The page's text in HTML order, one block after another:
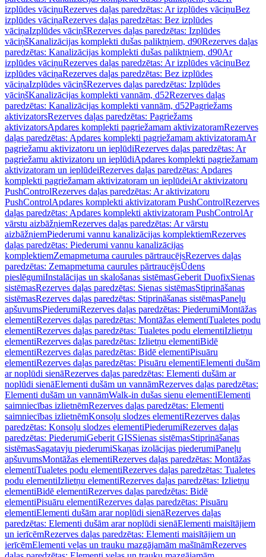
izplūdes vāciņuRezerves daļas paredzētas: Ar izplūdes vāciņuBez
izplūdes vāciņaRezerves daļas paredzētas: Bez izplūdes
vāciņaIzplūdes vāciņšRezerves daļas paredzētas: Izplūdes
vāciņšKanalizācijas komplekti dušas paliktņiem, d90Rezerves daļas
paredzētas: Kanalizācijas komplekti dušas paliktņiem, d90Ar
izplūdes vāciņuRezerves daļas paredzētas: Ar izplūdes vāciņuBez
izplūdes vāciņaRezerves daļas paredzētas: Bez izplūdes
vāciņaIzplūdes vāciņšRezerves daļas paredzētas: Izplūdes
vāciņšKanalizācijas komplekti vannām, d52Rezerves daļas
paredzētas: Kanalizācijas komplekti vannām, d52Pagriežams
aktivizatorsRezerves daļas paredzētas: Pagriežams
aktivizatorsApdares komplekti pagriežamam aktivizatoramRezerves
daļas paredzētas: Apdares komplekti pagriežamam aktivizatoramAr
pagriežamu aktivizatoru un ieplūdiRezerves daļas paredzētas: Ar
pagriežamu aktivizatoru un ieplūdiApdares komplekti pagriežamam
aktivizatoram un ieplūdeiRezerves daļas paredzētas: Apdares
komplekti pagriežamam aktivizatoram un ieplūdeiAr aktivizatoru
PushControlRezerves daļas paredzētas: Ar aktivizatoru
PushControlApdares komplekti aktivizatoram PushControlRezerves
daļas paredzētas: Apdares komplekti aktivizatoram PushControlAr
vārstu aizbāžņiemRezerves daļas paredzētas: Ar vārstu
aizbāžņiemPiederumi vannu kanalizācijas komplektiemRezerves
daļas paredzētas: Piederumi vannu kanalizācijas
komplektiemZemapmetuma caurules pārtraucējsRezerves daļas
paredzētas: Zemapmetuma caurules pārtraucējsŪdens
pieslēgumiInstalācijas un skalošanas sistēmasGeberit DuofixSienas
sistēmasRezerves daļas paredzētas: Sienas sistēmasStiprināšanas
sistēmasRezerves daļas paredzētas: Stiprināšanas sistēmasPaneļu
apšuvumsPiederumiRezerves daļas paredzētas: PiederumiMontāžas
elementiRezerves daļas paredzētas: Montāžas elementiTualetes podu
elementiRezerves daļas paredzētas: Tualetes podu elementiIzlietņu
elementiRezerves daļas paredzētas: Izlietņu elementiBidē
elementiRezerves daļas paredzētas: Bidē elementiPisuāru
elementiRezerves daļas paredzētas: Pisuāru elementiElementi dušām
ar noplūdi sienāRezerves daļas paredzētas: Elementi dušām ar
noplūdi sienāElementi dušām un vannāmRezerves daļas paredzētas:
Elementi dušām un vannāmWalk-in dušas sienu elementiElementi
saimniecības izlietnēmRezerves daļas paredzētas: Elementi
saimniecības izlietnēmKonsoļu slodzes elementiRezerves daļas
paredzētas: Konsoļu slodzes elementiPiederumiRezerves daļas
paredzētas: PiederumiGeberit GISSienas sistēmasStiprināšanas
sistēmasSagatavju piederumiSkaņas izolācijas piederumiPaneļu
apšuvumsMontāžas elementiRezerves daļas paredzētas: Montāžas
elementiTualetes podu elementiRezerves daļas paredzētas: Tualetes
podu elementiIzlietņu elementiRezerves daļas paredzētas: Izlietņu
elementiBidē elementiRezerves daļas paredzētas: Bidē
elementiPisuāru elementiRezerves daļas paredzētas: Pisuāru
elementiElementi dušām arar noplūdi sienāRezerves daļas
paredzētas: Elementi dušām arar noplūdi sienāElementi maisītājiem
un ierīcēmRezerves daļas paredzētas: Elementi maisītājiem un
ierīcēmElementi veļas un trauku mazgājamām mašīnāmRezerves